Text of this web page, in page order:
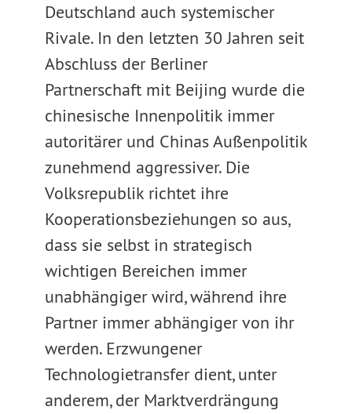
Deutschland auch systemischer
Rivale. In den letzten 30 Jahren seit
Abschluss der Berliner
Partnerschaft mit Beijing wurde die
chinesische Innenpolitik immer
autoritärer und Chinas Außenpolitik
zunehmend aggressiver. Die
Volksrepublik richtet ihre
Kooperationsbeziehungen so aus,
dass sie selbst in strategisch
wichtigen Bereichen immer
unabhängiger wird, während ihre
Partner immer abhängiger von ihr
werden. Erzwungener
Technologietransfer dient, unter
anderem, der Marktverdrängung